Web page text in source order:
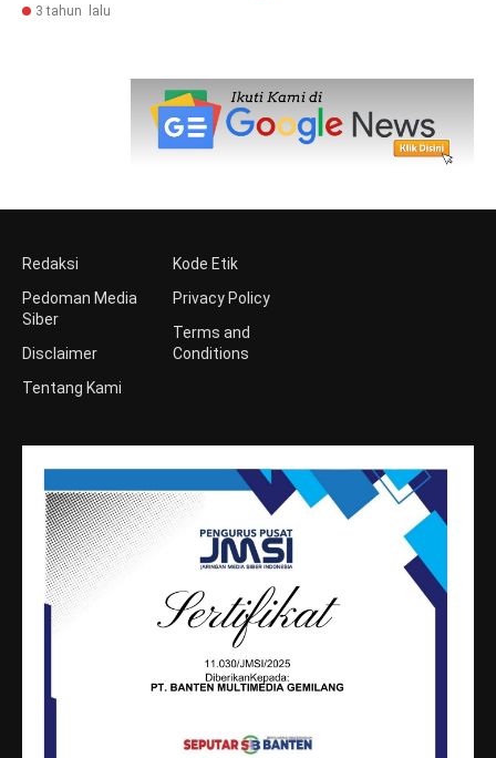
3 tahun lalu
Redaksi
Pedoman Media
Siber
Disclaimer
Tentang Kami
Kode Etik
Privacy Policy
Terms and
Conditions